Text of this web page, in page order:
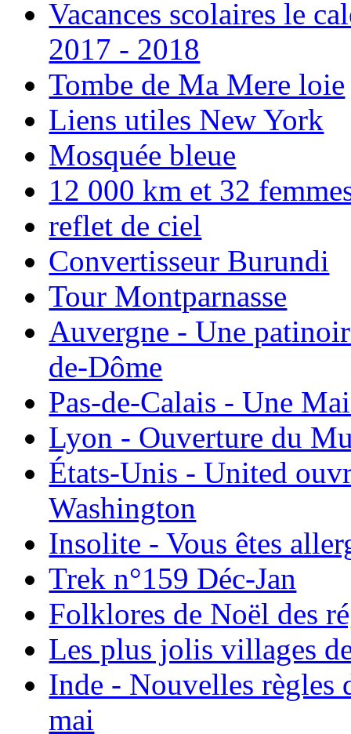
Vacances scolaires le
2017 - 2018
Tombe de Ma Mere loie
Liens utiles New York
Mosquée bleue
12 000 km et 32
reflet de ciel
Convertisseur Burundi
Tour Montparnasse
Auvergne - Une
de-Dôme
Pas-de-Calais - Une
Lyon - Ouverture du
États-Unis - United
Washington
Insolite - Vous êtes
Trek n°159 Déc-Jan
Folklores de Noël des
Les plus jolis villages
Inde - Nouvelles règles
mai